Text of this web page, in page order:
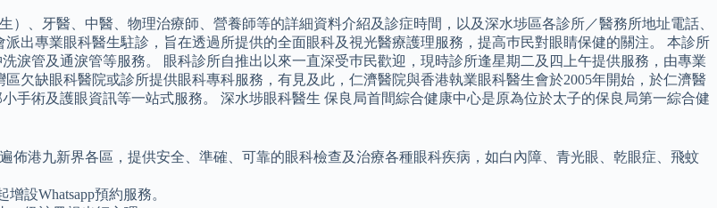
、牙醫、中醫、物理治療師、營養師等的詳細資料介紹及診症時間，以及深水埗區各診所／醫務所地址電話、
出專業眼科醫生駐診，旨在透過所提供的全面眼科及視光醫療護理服務，提高巿民對眼睛保健的關注。 本診所
淚管及通淚管等服務。 眼科診所自推出以來一直深受巿民歡迎，現時診所逢星期二及四上午提供服務，由專業
欠缺眼科醫院或診所提供眼科專科服務，有見及此，仁濟醫院與香港執業眼科醫生會於2005年開始，於仁濟醫
手術及護眼資訊等一站式服務。 深水埗眼科醫生 保良局首間綜合健康中心是原為位於太子的保良局第一綜合健
佈港九新界各區，提供安全、準確、可靠的眼科檢查及治療各種眼科疾病，如白內障、青光眼、乾眼症、飛蚊
設Whatsapp預約服務。